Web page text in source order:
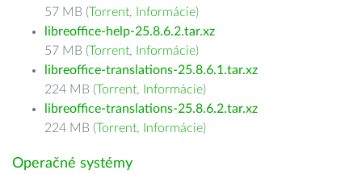
57 MB (Torrent, Informácie)
libreoffice-help-25.8.6.2.tar.xz
57 MB (Torrent, Informácie)
libreoffice-translations-25.8.6.1.tar.xz
224 MB (Torrent, Informácie)
libreoffice-translations-25.8.6.2.tar.xz
224 MB (Torrent, Informácie)
Operačné systémy